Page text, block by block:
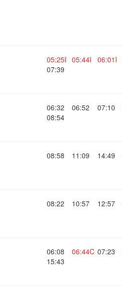
05:25I 05:44I 06:01I
07:39
06:32 06:52 07:10
08:54
08:58 11:09 14:49
08:22 10:57 12:57
06:08 06:44C 07:23
15:43